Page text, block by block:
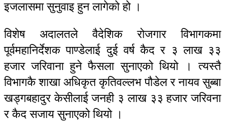
इजलासमा सुनुवाइ हुन लागेको हो ।
विशेष अदालतले वैदेशिक रोजगार विभागकमा
पूर्वमहानिर्देशक पाण्डेलाई दुई वर्ष कैद र ३ लाख ३३
हजार जरिवाना हुने फैसला सुनाएको थियो । त्यस्तै
विभागकै शाखा अधिकृत कृतिवल्लभ पौडेल र नायव सुब्बा
खड्गबहादुर केसीलाई जनही ३ लाख ३३ हजार जरिवना
र कैद सजाय सुनाएको थियो ।